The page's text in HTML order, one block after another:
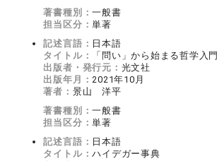
著書種別：一般書
担当区分：単著
記述言語： 日本語
タイトル：
「問い」から始まる哲学入門
出版者・発行元： 光文社
出版年月：2021年10月
著者： 景山 洋平
著書種別：一般書
担当区分：単著
記述言語： 日本語
タイトル：ハイデガー事典